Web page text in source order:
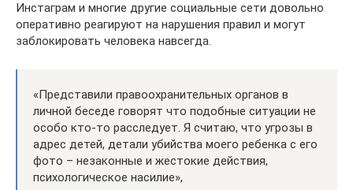
Инстаграм и многие другие социальные сети довольно
оперативно реагируют на нарушения правил и могут
заблокировать человека навсегда.
«Представили правоохранительных органов в
личной беседе говорят что подобные ситуации не
особо кто-то расследует. Я считаю, что угрозы в
адрес детей, детали убийства моего ребенка с его
фото – незаконные и жестокие действия,
психологическое насилие»,